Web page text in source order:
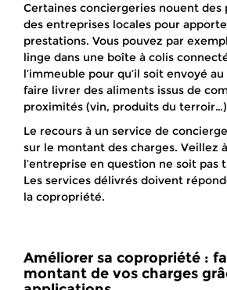
Certaines conciergeries nouent des
des entreprises locales pour
prestations. Vous pouvez par
linge dans une boîte à colis
l’immeuble pour qu’il soit envoyé
faire livrer des aliments issus de
proximités (vin, produits du
Le recours à un service de
sur le montant des charges. Veillez
l’entreprise en question ne soit pas
Les services délivrés doivent
la copropriété.
Améliorer sa copropriété :
montant de vos charges